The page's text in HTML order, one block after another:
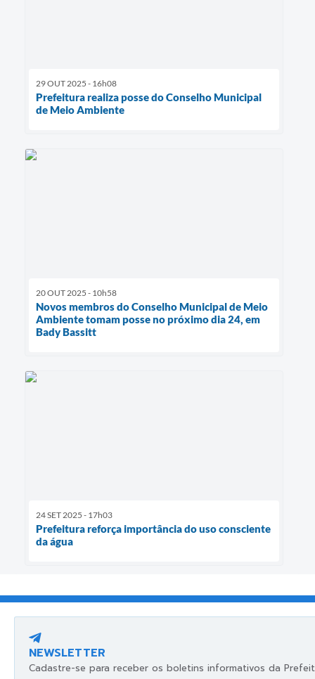
29 OUT 2025 - 16h08
Prefeitura realiza posse do Conselho Municipal
de Meio Ambiente
20 OUT 2025 - 10h58
Novos membros do Conselho Municipal de Meio
Ambiente tomam posse no próximo dia 24, em
Bady Bassitt
24 SET 2025 - 17h03
Prefeitura reforça importância do uso consciente
da água
NEWSLETTER
Cadastre-se para receber os boletins informativos da